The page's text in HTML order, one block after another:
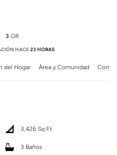
3 GR
HACE23 HORAS
del Hogar Área y Comunidad
3,426 Sq Ft
3 Baños